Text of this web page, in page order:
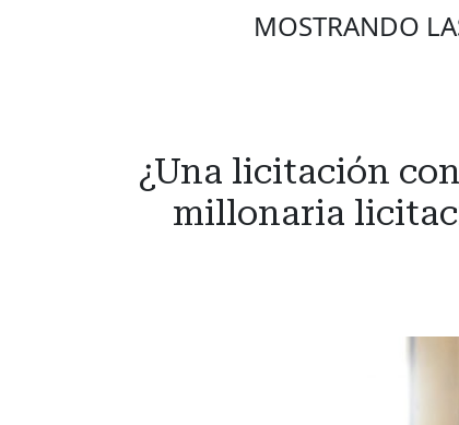
MOSTRANDO
¿Una licitación
millonaria